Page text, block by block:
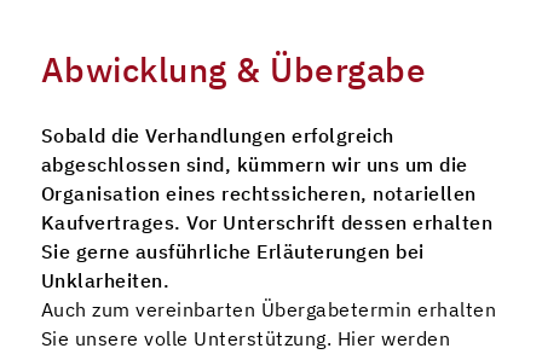
Abwicklung & Übergabe
Sobald die Verhandlungen erfolgreich
abgeschlossen sind, kümmern wir uns um die
Organisation eines rechtssicheren, notariellen
Kaufvertrages. Vor Unterschrift dessen erhalten
Sie gerne ausführliche Erläuterungen bei
Unklarheiten.
Auch zum vereinbarten Übergabetermin erhalten
Sie unsere volle Unterstützung. Hier werden